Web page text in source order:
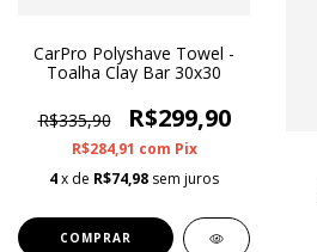
CarPro Polyshave Towel -
Toalha Clay Bar 30x30
R$335,90 R$299,90
R$284,91 com Pix
4x de R$74,98 sem juros